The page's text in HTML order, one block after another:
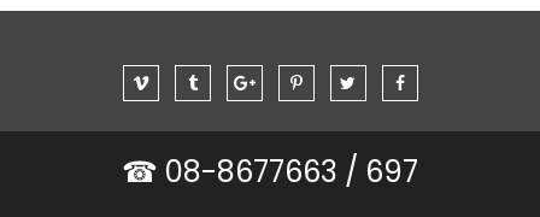
697 /